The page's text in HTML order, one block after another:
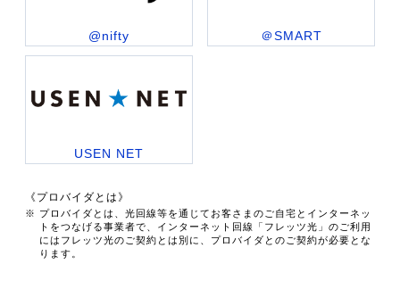
@nifty ＠SMART
USEN NET
《プロバイダとは》
※ プロバイダとは、光回線等を通じてお客さまのご自宅とインターネッ
トをつなげる事業者で、インターネット回線「フレッツ光」のご利用
にはフレッツ光のご契約とは別に、プロバイダとのご契約が必要とな
ります。